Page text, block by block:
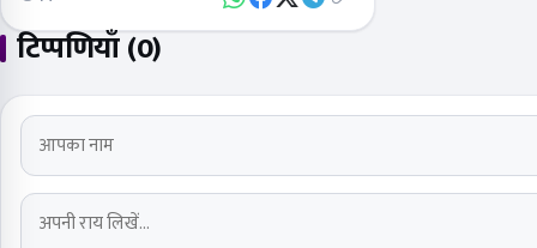
टिप्पणियाँ (0)